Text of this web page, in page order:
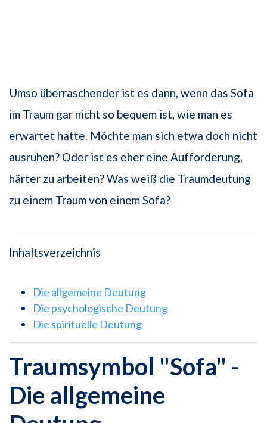
Umso überraschender ist es dann, wenn das Sofa
im Traum gar nicht so bequem ist, wie man es
erwartet hatte. Möchte man sich etwa doch nicht
ausruhen? Oder ist es eher eine Aufforderung,
härter zu arbeiten? Was weiß die Traumdeutung
zu einem Traum von einem Sofa?
Inhaltsverzeichnis
Die allgemeine Deutung
Die psychologische Deutung
Die spirituelle Deutung
Traumsymbol "Sofa" -
Die allgemeine